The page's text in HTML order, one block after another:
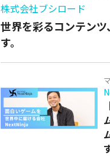
株式会社ブシロード
世界を彩るコンテン
す。